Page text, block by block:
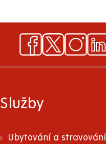
Služby
Ubytování a stravování